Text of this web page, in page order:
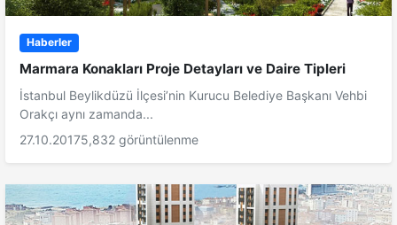
Haberler
Marmara Konakları Proje Detayları ve Daire Tipleri
İstanbul Beylikdüzü İlçesi’nin Kurucu Belediye Başkanı Vehbi
Orakçı aynı zamanda...
27.10.20175,832 görüntülenme